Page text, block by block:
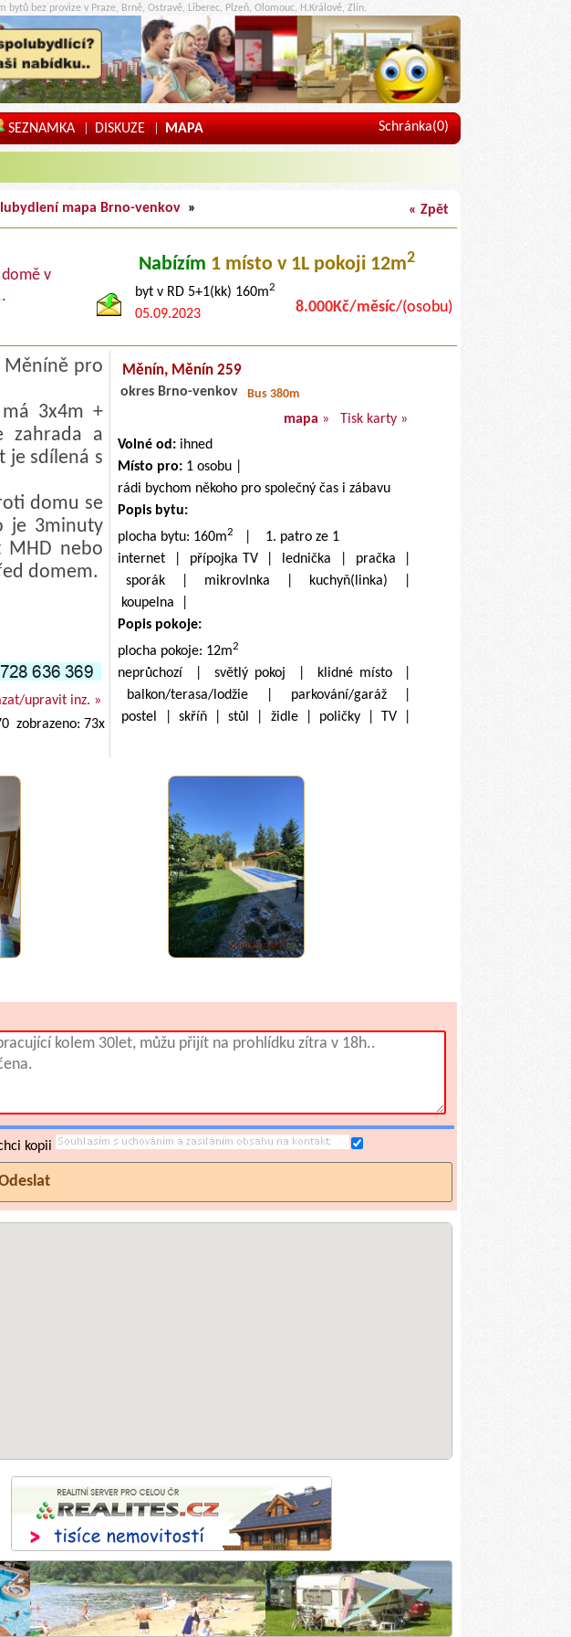
bytů bez provize v Praze, Brně, Ostravě, Liberec, Plzeň, Olomouc, H.Králové, Zlín.
SEZNAMKA | DISKUZE | MAPA Schránka(0)
mapa Brno-venkov » « Zpět
v
Nabízím 1 místo v 1L pokoji 12m2
byt v RD 5+1(kk) 160m2
8.000Kč/měsíc/(osobu)
05.09.2023
pro
3x4m +
zahrada a
je sdílená s
domu se
je 3minuty
MHD nebo
domem.
upravit inz. »
zobrazeno: 73x
Měnín, Měnín 259
okres Brno-venkov Bus 380m
mapa »
Tisk karty »
Volné od: ihned
Místo pro: 1 osobu |
rádi bychom někoho pro společný čas i zábavu
Popis bytu:
plocha bytu: 160m2
| 1. patro ze 1
internet | přípojka TV | lednička | pračka |
sporák | mikrovlnka | kuchyň(linka) |
koupelna |
Popis pokoje:
plocha pokoje: 12m2
neprůchozí | světlý pokoj | klidné místo |
balkon/terasa/lodžie | parkování/garáž |
postel | skříň | stůl | židle | poličky | TV |
kopii